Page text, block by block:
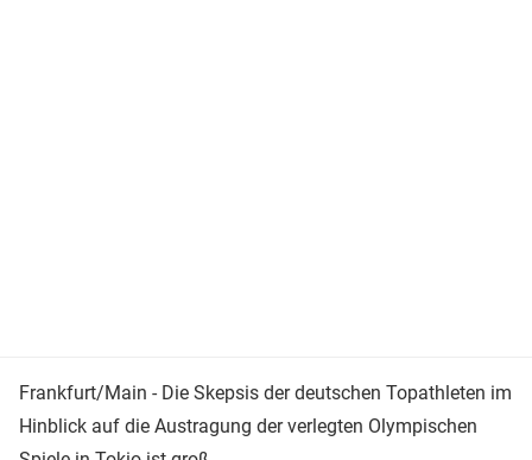
Frankfurt/Main - Die Skepsis der deutschen Topathleten im
Hinblick auf die Austragung der verlegten Olympischen